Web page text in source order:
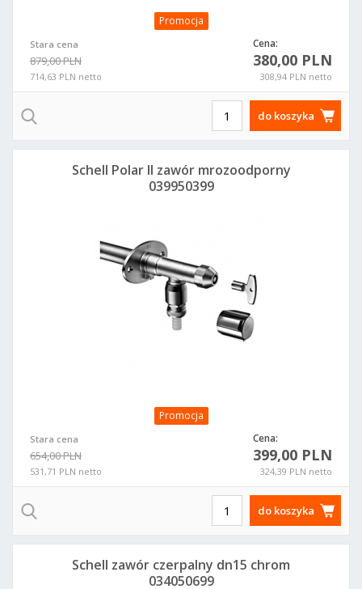
Promocja
Stara cena
879,00 PLN
714,63 PLN netto
Cena:
380,00 PLN
308,94 PLN netto
do koszyka
Promocja
Stara cena
654,00 PLN
531,71 PLN netto
Cena:
399,00 PLN
324,39 PLN netto
Schell Polar II zawór mrozoodporny
039950399
do koszyka
Schell zawór czerpalny dn15 chrom
034050699